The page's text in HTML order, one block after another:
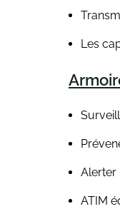
Les
Alerter
ATIM